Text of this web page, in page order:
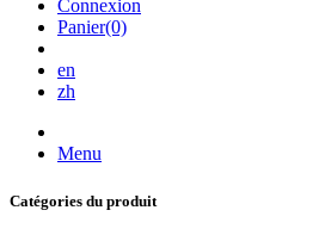
Connexion
Panier(0)
en
zh
Menu
Catégories du produit